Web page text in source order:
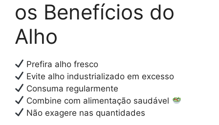
os Benefícios do
Alho
Prefira alho fresco
Evite alho industrializado em excesso
Consuma regularmente
Combine com alimentação saudável
Não exagere nas quantidades